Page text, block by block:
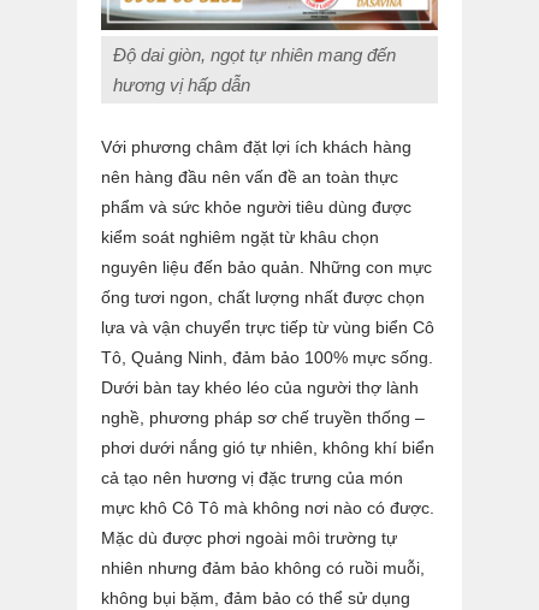
Độ dai giòn, ngọt tự nhiên mang đến
hương vị hấp dẫn
Với phương châm đặt lợi ích khách hàng
nên hàng đầu nên vấn đề an toàn thực
phẩm và sức khỏe người tiêu dùng được
kiểm soát nghiêm ngặt từ khâu chọn
nguyên liệu đến bảo quản. Những con mực
ống tươi ngon, chất lượng nhất được chọn
lựa và vận chuyển trực tiếp từ vùng biển Cô
Tô, Quảng Ninh, đảm bảo 100% mực sống.
Dưới bàn tay khéo léo của người thợ lành
nghề, phương pháp sơ chế truyền thống –
phơi dưới nắng gió tự nhiên, không khí biển
cả tạo nên hương vị đặc trưng của món
mực khô Cô Tô mà không nơi nào có được.
Mặc dù được phơi ngoài môi trường tự
nhiên nhưng đảm bảo không có ruồi muỗi,
không bụi bặm, đảm bảo có thể sử dụng